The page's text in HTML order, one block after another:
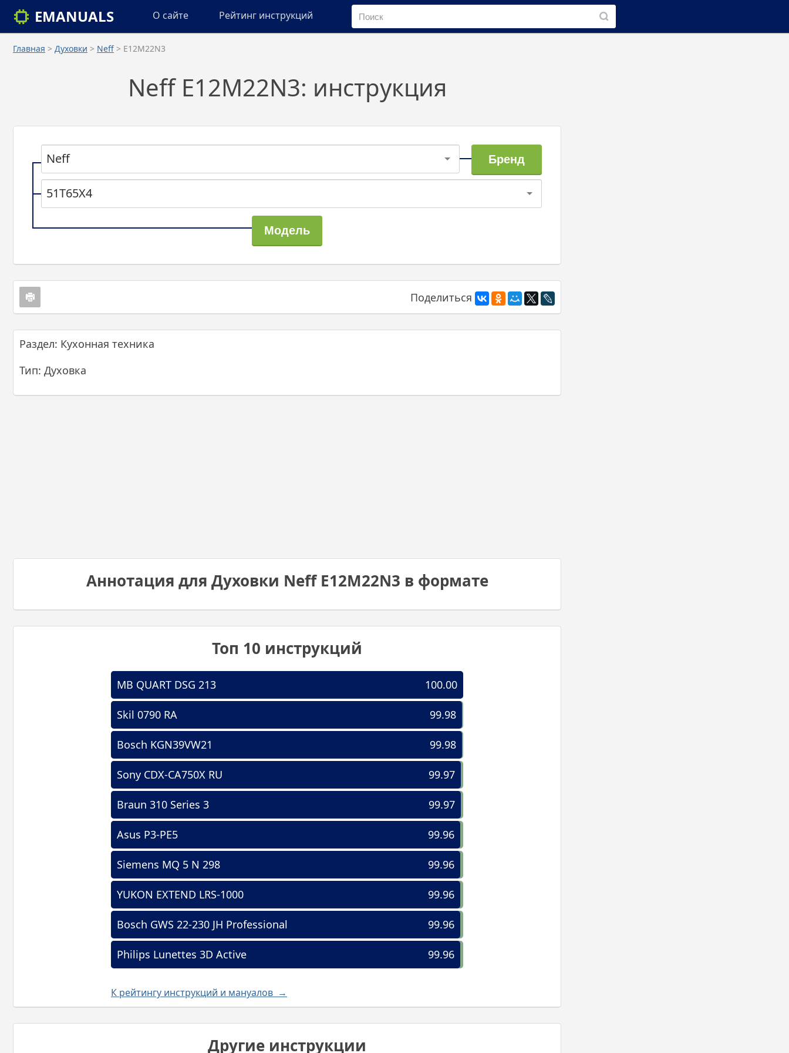
EMANUALS О сайте Рейтинг инструкций
Главная > Духовки > Neff > E12M22N3
Neff E12M22N3: инструкция
Neff
51T65X4
Поделиться
Раздел: Кухонная техника
Тип: Духовка
Аннотация для Духовки Neff E12M22N3 в формате
Топ 10 инструкций
100.00
MB QUART DSG 213
99.98
Skil 0790 RA
99.98
Bosch KGN39VW21
99.97
Sony CDX-CA750X RU
99.97
Braun 310 Series 3
99.96
Asus P3-PE5
99.96
Siemens MQ 5 N 298
99.96
YUKON EXTEND LRS-1000
99.96
Bosch GWS 22-230 JH Professional
99.96
Philips Lunettes 3D Active
К рейтингу инструкций и мануалов →
Другие инструкции